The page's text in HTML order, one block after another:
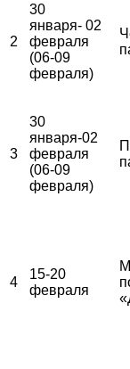
2
30
января- 02
февраля
(06-09
февраля)
3
30
января-02
февраля
(06-09
февраля)
4
15-20
февраля